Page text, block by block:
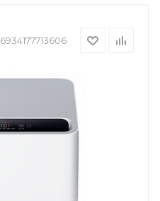
6934177713606